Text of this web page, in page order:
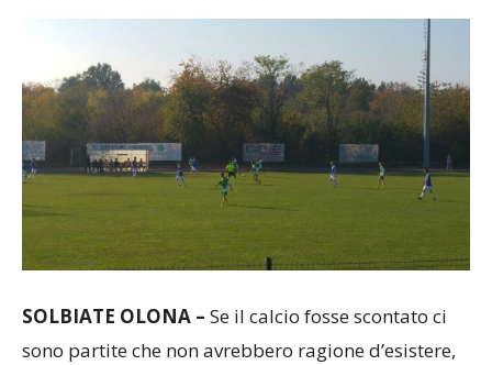
SOLBIATE OLONA – Se il calcio fosse scontato ci
sono partite che non avrebbero ragione d’esistere,